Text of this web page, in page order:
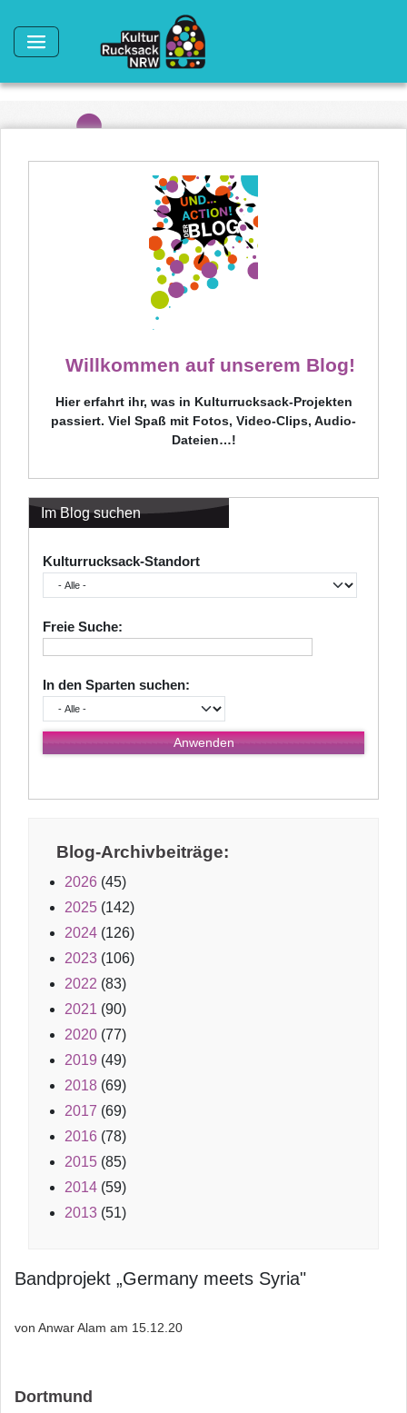
Willkommen auf unserem Blog!
Hier erfahrt ihr, was in Kulturrucksack-Projekten
passiert. Viel Spaß mit Fotos, Video-Clips, Audio-
Dateien…!
Im Blog suchen
Kulturrucksack-Standort
Freie Suche:
In den Sparten suchen:
Blog-Archivbeiträge:
2026 (45)
2025 (142)
2024 (126)
2023 (106)
2022 (83)
2021 (90)
2020 (77)
2019 (49)
2018 (69)
2017 (69)
2016 (78)
2015 (85)
2014 (59)
2013 (51)
Bandprojekt „Germany meets Syria"
von Anwar Alam am 15.12.20
Dortmund